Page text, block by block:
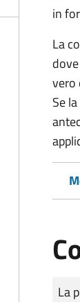
in
La
vero
Se
La